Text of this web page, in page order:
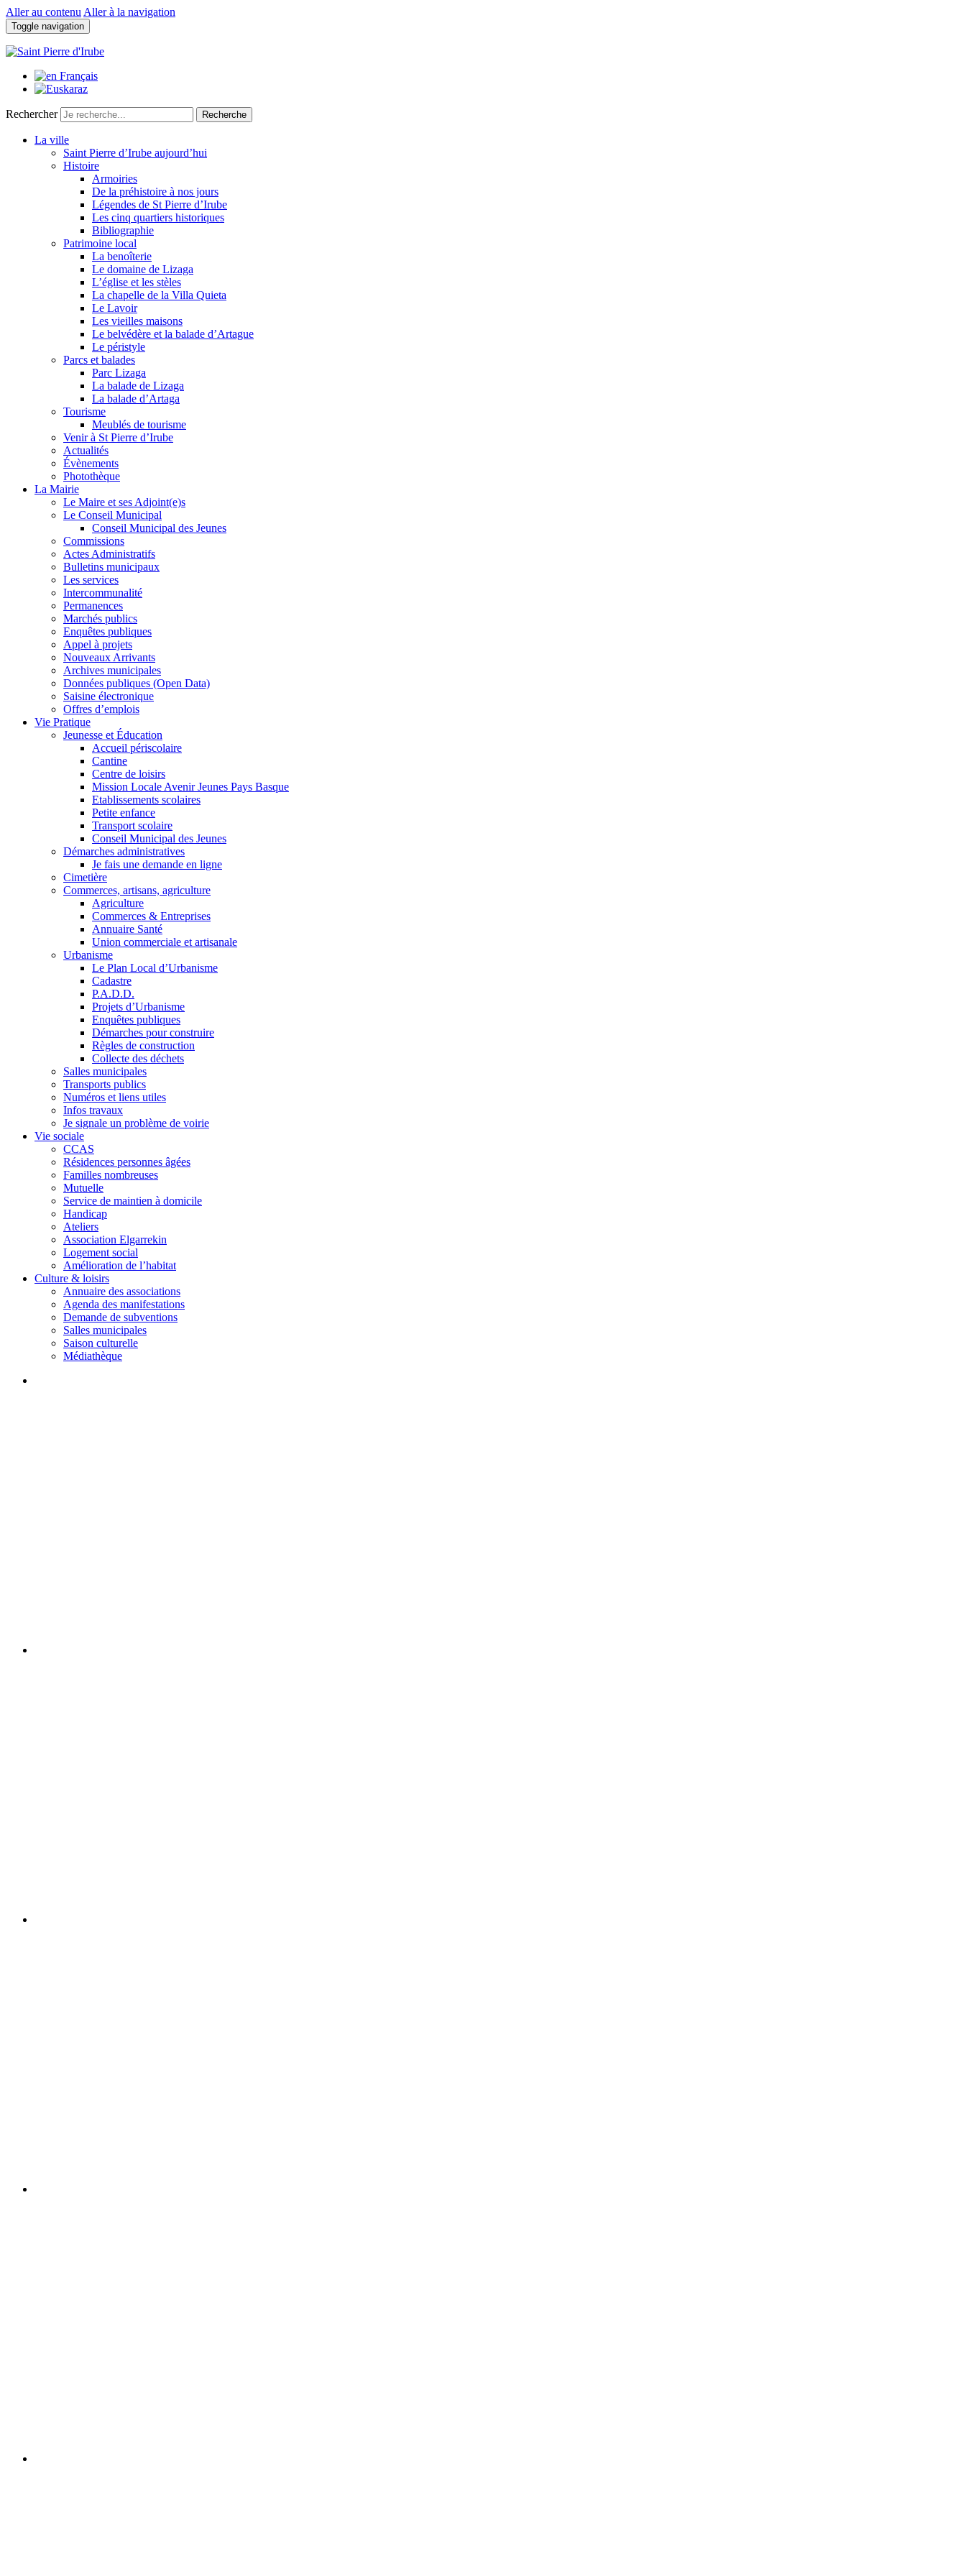
Aller au contenu Aller à la navigation
Toggle navigation
Rechercher Recherche
La ville
Saint Pierre d’Irube aujourd’hui
Histoire
Armoiries
De la préhistoire à nos jours
Légendes de St Pierre d’Irube
Les cinq quartiers historiques
Bibliographie
Patrimoine local
La benoîterie
Le domaine de Lizaga
L’église et les stèles
La chapelle de la Villa Quieta
Le Lavoir
Les vieilles maisons
Le belvédère et la balade d’Artague
Le péristyle
Parcs et balades
Parc Lizaga
La balade de Lizaga
La balade d’Artaga
Tourisme
Meublés de tourisme
Venir à St Pierre d’Irube
Actualités
Évènements
Photothèque
La Mairie
Le Maire et ses Adjoint(e)s
Le Conseil Municipal
Conseil Municipal des Jeunes
Commissions
Actes Administratifs
Bulletins municipaux
Les services
Intercommunalité
Permanences
Marchés publics
Enquêtes publiques
Appel à projets
Nouveaux Arrivants
Archives municipales
Données publiques (Open Data)
Saisine électronique
Offres d’emplois
Vie Pratique
Jeunesse et Éducation
Accueil périscolaire
Cantine
Centre de loisirs
Mission Locale Avenir Jeunes Pays Basque
Etablissements scolaires
Petite enfance
Transport scolaire
Conseil Municipal des Jeunes
Démarches administratives
Je fais une demande en ligne
Cimetière
Commerces, artisans, agriculture
Agriculture
Commerces & Entreprises
Annuaire Santé
Union commerciale et artisanale
Urbanisme
Le Plan Local d’Urbanisme
Cadastre
P.A.D.D.
Projets d’Urbanisme
Enquêtes publiques
Démarches pour construire
Règles de construction
Collecte des déchets
Salles municipales
Transports publics
Numéros et liens utiles
Infos travaux
Je signale un problème de voirie
Vie sociale
CCAS
Résidences personnes âgées
Familles nombreuses
Mutuelle
Service de maintien à domicile
Handicap
Ateliers
Association Elgarrekin
Logement social
Amélioration de l’habitat
Culture & loisirs
Annuaire des associations
Agenda des manifestations
Demande de subventions
Salles municipales
Saison culturelle
Médiathèque